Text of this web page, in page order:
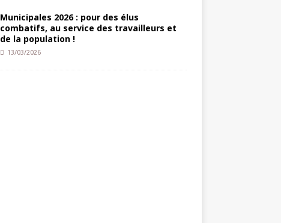
Municipales 2026 : pour des élus
combatifs, au service des travailleurs et
de la population !
13/03/2026